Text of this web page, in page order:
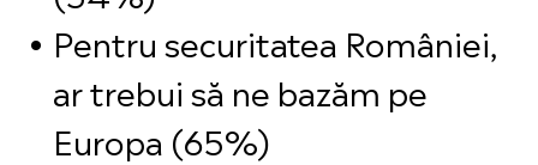
Pentru securitatea României,
ar trebui să ne bazăm pe
Europa (65%)